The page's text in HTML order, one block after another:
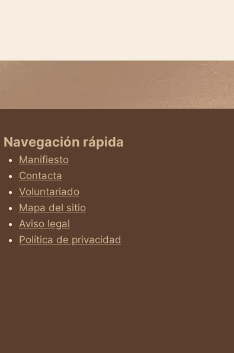
Navegación rápida
Manifiesto
Contacta
Voluntariado
Mapa del sitio
Aviso legal
Política de privacidad